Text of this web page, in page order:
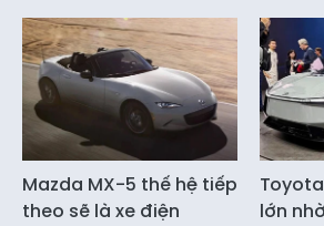
Mazda MX-5 thế hệ tiếp
theo sẽ là xe điện
lớn